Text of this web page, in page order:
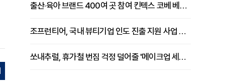
출산·육아 브랜드 400여 곳 참여 킨텍스 코베 베이비페어 개막
조프런티어, 국내 뷰티기업 인도 진출 지원 사업 추진
쏘내추럴, 휴가철 번짐 걱정 덜어줄 '메이크업 세팅 멀티 매직 실러' 제안